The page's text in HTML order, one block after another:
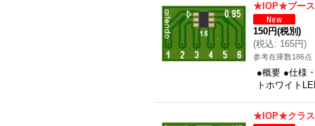
★IOP★ブース
150円(税別)
(税込: 165円)
参考在庫数186点
●概要 ●仕様
トホワイト
★IOP★クラス